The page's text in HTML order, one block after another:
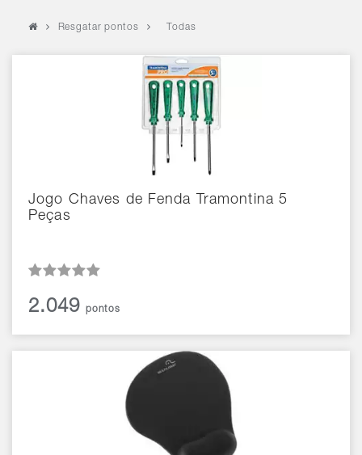
Resgatar pontos Todas
Jogo Chaves de Fenda Tramontina 5
Peças
2.049pontos